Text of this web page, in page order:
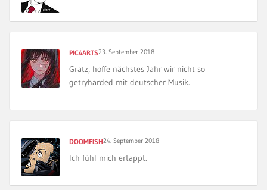
PIC4ARTS23. September 2018
Gratz, hoffe nächstes Jahr wir nicht so
getryharded mit deutscher Musik.
DOOMFISH24. September 2018
Ich fühl mich ertappt.